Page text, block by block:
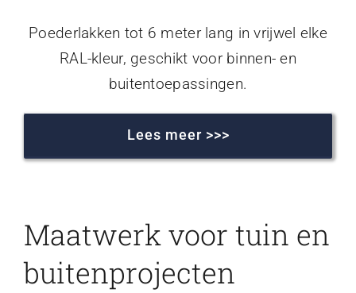
Poederlakken tot 6 meter lang in vrijwel elke
RAL-kleur, geschikt voor binnen- en
buitentoepassingen.
Lees meer >>>
Maatwerk voor tuin en
buitenprojecten